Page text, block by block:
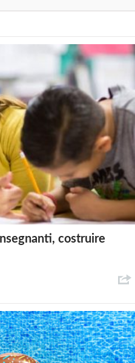
costruire